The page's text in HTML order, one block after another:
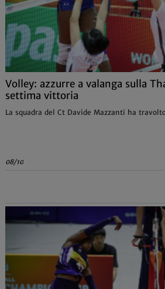
Volley: azzurre a valanga sulla
settima vittoria
La squadra del Ct Davide Mazzanti ha
08/10